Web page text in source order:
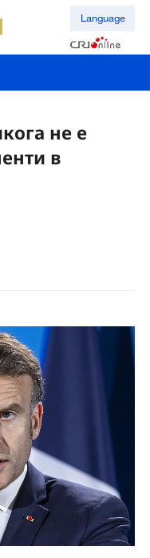
Language
не е
в